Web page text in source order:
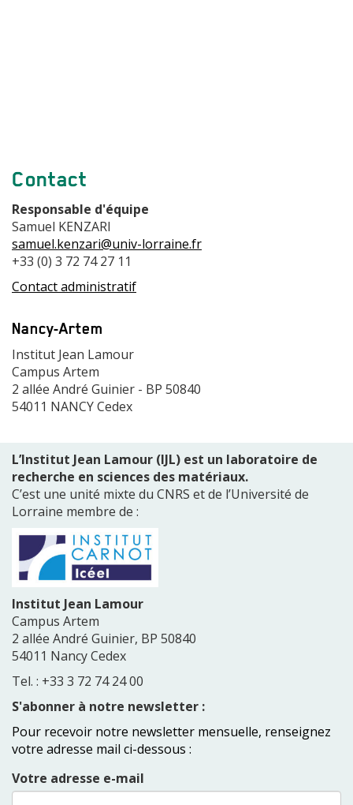
Contact
Responsable d'équipe
Samuel KENZARI
samuel.kenzari@univ-lorraine.fr
+33 (0) 3 72 74 27 11
Contact administratif
Nancy-Artem
Adresse
Institut Jean Lamour
Campus Artem
2 allée André Guinier - BP 50840
54011 NANCY Cedex
L’Institut Jean Lamour (IJL) est un laboratoire de
recherche en sciences des matériaux.
C’est une unité mixte du CNRS et de l’Université de
Lorraine membre de :
Institut Jean Lamour
Campus Artem
2 allée André Guinier, BP 50840
54011 Nancy Cedex
Tel. : +33 3 72 74 24 00
S'abonner à notre newsletter :
Pour recevoir notre newsletter mensuelle, renseignez
votre adresse mail ci-dessous :
Votre adresse e-mail